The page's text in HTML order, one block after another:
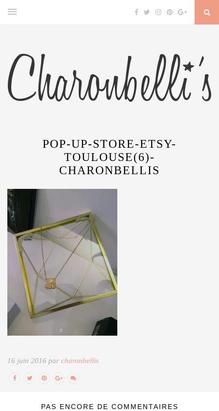
POP-UP-STORE-ETSY-
TOULOUSE(6)-
CHARONBELLIS
16 juin 2016 par charonbellis
PAS ENCORE DE COMMENTAIRES